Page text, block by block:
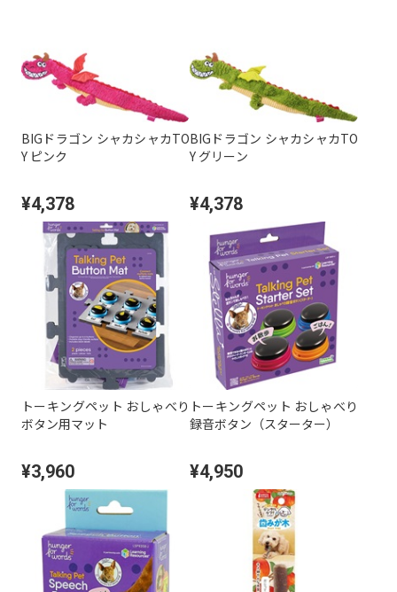
BIGドラゴン シャカシャカTO
Y ピンク
¥4,378
BIGドラゴン シャカシャカTO
Y グリーン
¥4,378
トーキングペット おしゃべり
ボタン用マット
¥3,960
トーキングペット おしゃべり
録音ボタン（スターター）
¥4,950